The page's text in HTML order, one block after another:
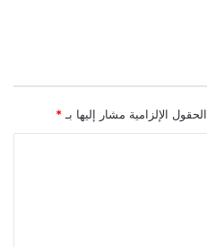
الحقول الإلزامية مشار إليها بـ *